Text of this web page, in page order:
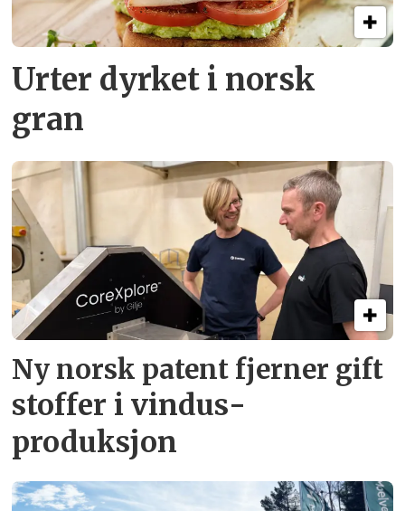
Urter dyrket i norsk
gran
Ny norsk patent fjerner gift­
stoffer i vindus­
produksjon